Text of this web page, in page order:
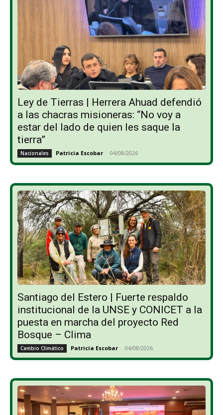
Ley de Tierras | Herrera Ahuad defendió
a las chacras misioneras: “No voy a
estar del lado de quien les saque la
tierra”
Nacionales Patricia Escobar - 04/08/2026
Santiago del Estero | Fuerte respaldo
institucional de la UNSE y CONICET a la
puesta en marcha del proyecto Red
Bosque – Clima
Cambio Climático Patricia Escobar - 04/08/2026